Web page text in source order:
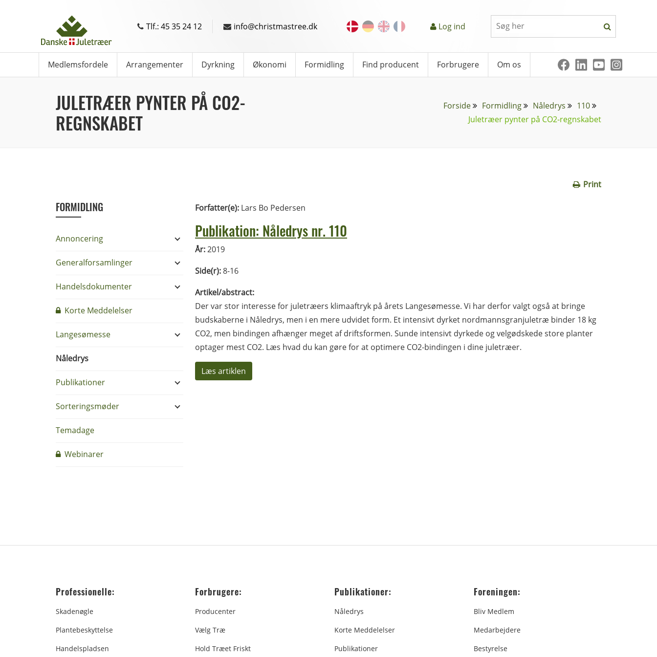
Tlf.: 45 35 24 12 info@christmastree.dk Log ind
Medlemsfordele Arrangementer Dyrkning Økonomi Formidling Find producent Forbrugere Om os
JULETRÆER PYNTER PÅ CO2-
REGNSKABET
Forside Formidling Nåledrys
110
Juletræer pynter på CO2-regnskabet
Print
FORMIDLING
Annoncering
Generalforsamlinger
Handelsdokumenter
Korte Meddelelser
Langesømesse
Nåledrys
Publikationer
Sorteringsmøder
Temadage
Webinarer
Forfatter(e): Lars Bo Pedersen
Publikation: Nåledrys nr. 110
År:2019
Side(r):8-16
Artikel/abstract:
Der var stor interesse for juletræers klimaaftryk på årets Langesømesse. Vi har derfor valgt også at bringe
budskaberne i Nåledrys, men i en mere udvidet form. Et intensivt dyrket nordmannsgranjuletræ binder 18 kg
CO2, men bindingen afhænger meget af driftsformen. Sunde intensivt dyrkede og velgødskede store planter
optager mest CO2. Læs hvad du kan gøre for at optimere CO2-bindingen i dine juletræer.
Læs artiklen
Professionelle:
Skadenøgle
Plantebeskyttelse
Handelspladsen
Forbrugere:
Producenter
Vælg Træ
Hold Træet Friskt
Publikationer:
Nåledrys
Korte Meddelelser
Publikationer
Foreningen:
Bliv Medlem
Medarbejdere
Bestyrelse